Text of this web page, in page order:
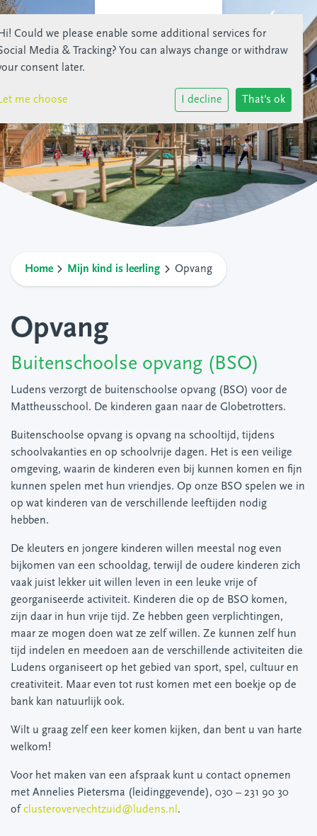
Home Mijn kind is leerling Opvang
Opvang
Buitenschoolse opvang (BSO)
Ludens verzorgt de buitenschoolse opvang (BSO) voor de
Mattheusschool. De kinderen gaan naar de Globetrotters.
Buitenschoolse opvang is opvang na schooltijd, tijdens
schoolvakanties en op schoolvrije dagen. Het is een veilige
omgeving, waarin de kinderen even bij kunnen komen en fijn
kunnen spelen met hun vriendjes. Op onze BSO spelen we in
op wat kinderen van de verschillende leeftijden nodig
hebben.
De kleuters en jongere kinderen willen meestal nog even
bijkomen van een schooldag, terwijl de oudere kinderen zich
vaak juist lekker uit willen leven in een leuke vrije of
georganiseerde activiteit. Kinderen die op de BSO komen,
zijn daar in hun vrije tijd. Ze hebben geen verplichtingen,
maar ze mogen doen wat ze zelf willen. Ze kunnen zelf hun
tijd indelen en meedoen aan de verschillende activiteiten die
Ludens organiseert op het gebied van sport, spel, cultuur en
creativiteit. Maar even tot rust komen met een boekje op de
bank kan natuurlijk ook.
Wilt u graag zelf een keer komen kijken, dan bent u van harte
welkom!
Voor het maken van een afspraak kunt u contact opnemen
met Annelies Pietersma (leidinggevende), 030 – 231 90 30
of clusterovervechtzuid@ludens.nl .
Could we please enable some additional services for
Media & Tracking? You can always change or withdraw
consent later.
me choose I decline That's ok